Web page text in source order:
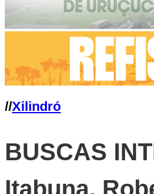
//Xilindró
BUSCAS